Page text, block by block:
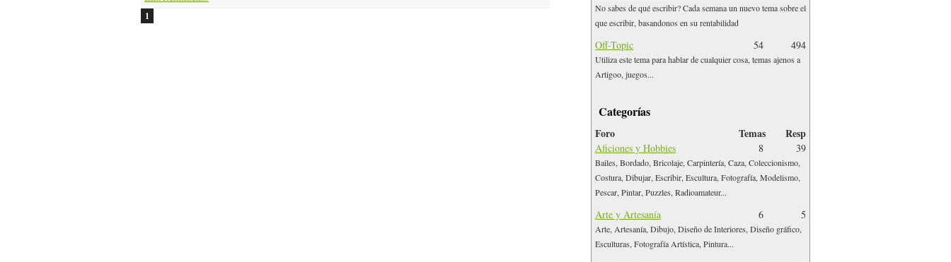
1
No sabes de qué escribir? Cada semana un nuevo tema sobre el
que escribir, basandonos en su rentabilidad
Off-Topic 54 494
Utiliza este tema para hablar de cualquier cosa, temas ajenos a
Artigoo, juegos...
Categorías
Foro Temas Resp
Aficiones y Hobbies 8 39
Bailes, Bordado, Bricolaje, Carpintería, Caza, Coleccionismo,
Costura, Dibujar, Escribir, Escultura, Fotografía, Modelismo,
Pescar, Pintar, Puzzles, Radioamateur...
Arte y Artesanía 6 5
Arte, Artesanía, Dibujo, Diseño de Interiores, Diseño gráfico,
Esculturas, Fotografía Artística, Pintura...